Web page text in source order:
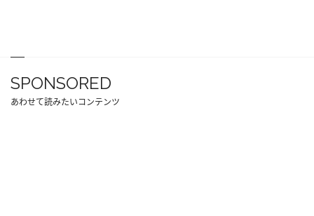
SPONSORED
あわせて読みたいコンテンツ